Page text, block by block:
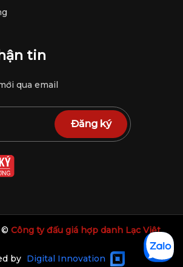
tin
qua email
Đăng ký
© Công ty đấu giá hợp danh Lạc Việt
by Digital Innovation